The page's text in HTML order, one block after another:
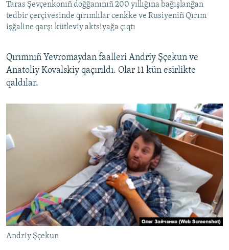
Taras Şevçenkonıñ doğğanınıñ 200 yıllığına bağışlanğan
tedbir çerçivesinde qırımlılar cenkke ve Rusiyeniñ Qırım
işğaline qarşı kütleviy aktsiyağa çıqtı
Qırımnıñ Yevromaydan faalleri Andriy Şçekun ve
Anatoliy Kovalskiy qaçırıldı. Olar 11 kün esirlikte
qaldılar.
Andriy Şçekun